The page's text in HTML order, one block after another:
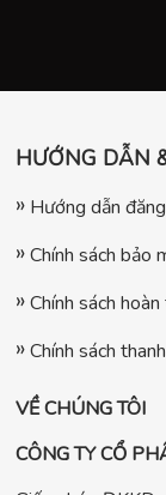
HƯỚNG DẪN
Hướng dẫn
Chính sách bảo
Chính sách
Chính sách
VỀ CHÚNG TÔI
CÔNG TY CỔ